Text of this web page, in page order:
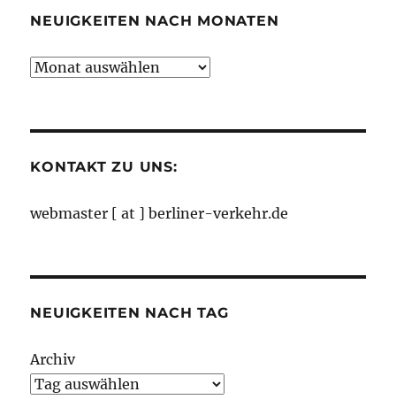
NEUIGKEITEN NACH MONATEN
Neuigkeiten
KONTAKT ZU UNS:
webmaster [ at ] berliner-verkehr.de
NEUIGKEITEN NACH TAG
Archiv